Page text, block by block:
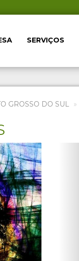
SERVIÇOS
GROSSO DO SUL